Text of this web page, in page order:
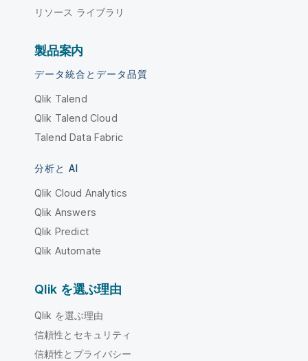
リソース ライブラリ
製品案内
データ統合とデータ品質
Qlik Talend
Qlik Talend Cloud
Talend Data Fabric
分析と AI
Qlik Cloud Analytics
Qlik Answers
Qlik Predict
Qlik Automate
Qlik を選ぶ理由
Qlik を選ぶ理由
信頼性とセキュリティ
信頼性とプライバシー